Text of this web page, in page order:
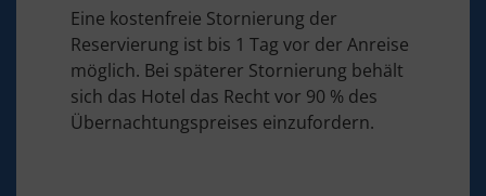
Eine kostenfreie Stornierung der
Reservierung ist bis 1 Tag vor der Anreise
möglich. Bei späterer Stornierung behält
sich das Hotel das Recht vor 90 % des
Übernachtungspreises einzufordern.